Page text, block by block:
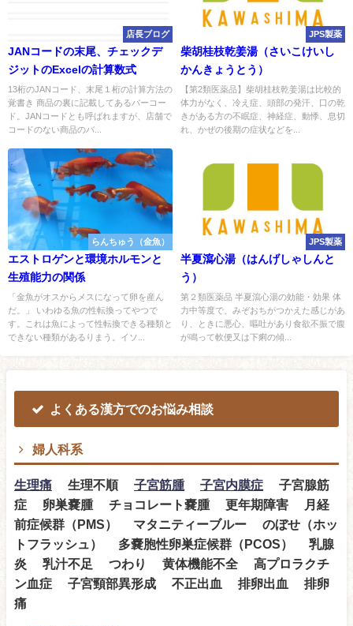
店長ブログ
JANコードの末尾、チェックデ
ジットのExcelの計算数式
13桁のJANコード、末尾１桁の計算方法の
覚書き 商品の裏に記載してあるバーコー
ド。JANコードとも呼ばれますが、店舗で
コードのない商品のバ...
JPS製薬
柴胡桂枝乾姜湯（さいこけいし
かんきょうとう）
【第2類医薬品】柴胡桂枝乾姜湯は比較的
体力がなく、冷え症、頭部の発汗、口の乾
きがある方の不眠症、神経症、動悸、息切
れ、かぜの後期の症状などを...
らんちゅう（金魚）
エストロゲンと環境ホルモンと
生殖能力の関係
「金魚がオスからメスになって卵を産ん
だ。」 いわゆる魚の性転換ってやつで
す。これは魚によって性転換できる種類と
できない種類があるりまう。イソ...
JPS製薬
半夏瀉心湯（はんげしゃしんと
う）
第２類医薬品 半夏瀉心湯の効能・効果 体
力中等度で、みぞおちがつかえた感じがあ
り、ときに悪心、嘔吐があり食欲不振で腹
が鳴って軟便又は下痢の傾...
よくある漢方でのお悩み相談
婦人科系
生理痛 生理不順 子宮筋腫 子宮内膜症 子宮腺筋
症 卵巣嚢腫 チョコレート嚢腫 更年期障害 月経
前症候群（PMS） マタニティーブルー のぼせ（ホッ
トフラッシュ） 多嚢胞性卵巣症候群（PCOS） 乳腺
炎 乳汁不足 つわり 黄体機能不全 高プロラクチ
ン血症 子宮頸部異形成 不正出血 排卵出血 排卵
痛